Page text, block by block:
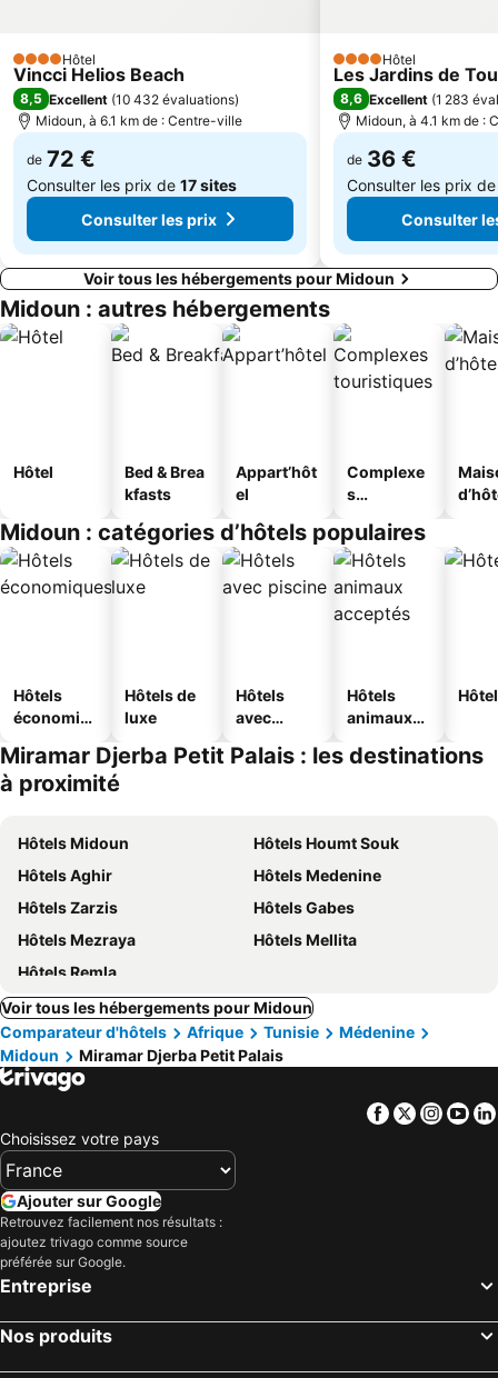
4 ÉtoilesHôtel
Vincci Helios Beach
8,5 Excellent (10 432 évaluations)
Midoun, à 6.1 km de : Centre-ville
de 72 €
Consulter les prix de 17 sites
Consulter les prix
4 ÉtoilesHôtel
Les Jardins de
8,6 Excellent (1 283
Midoun, à 4.1 km de :
de 36 €
Consulter les prix
Consulter
Voir tous les hébergements pour Midoun
Midoun : autres hébergements
Hôtel
Bed & Brea
kfasts
Appart’hôt
el
Complexe
s
s
Midoun : catégories d’hôtels populaires
Hôtels
économiq
Hôtels de
luxe
Hôtels
avec
Hôtels
animaux
Miramar Djerba Petit Palais : les destinations
à proximité
Hôtels Midoun
Hôtels Houmt Souk
Hôtels Aghir
Hôtels Medenine
Hôtels Zarzis
Hôtels Gabes
Hôtels Mezraya
Hôtels Mellita
Hôtels Remla
Voir tous les hébergements pour Midoun
Comparateur d'hôtels
Afrique Tunisie
Médenine
Midoun
Miramar Djerba Petit Palais
Facebook
Twitter
Choisissez votre pays
Ajouter sur Google
Retrouvez facilement nos résultats :
ajoutez trivago comme source
préférée sur Google.
Entreprise
Nos produits